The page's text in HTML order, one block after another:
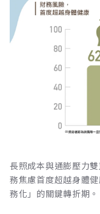
長照成本與通膨壓力
務焦慮首度超越身體
務化」的關鍵轉折期。